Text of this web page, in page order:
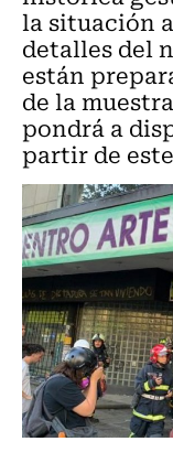
la situación
detalles del
están
de la
pondrá a
partir de